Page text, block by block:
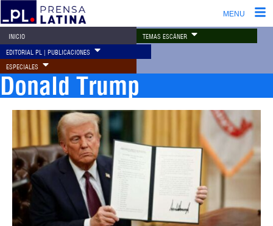
MENU
INICIO TEMAS ESCÁNER
EDITORIAL PL | PUBLICACIONES
ESPECIALES
Donald Trump